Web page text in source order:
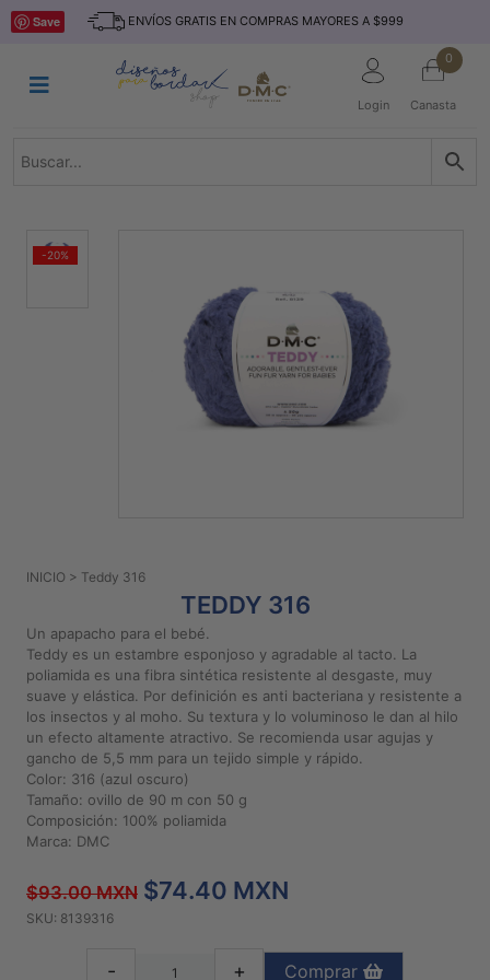
Saltar
ENVÍOS GRATIS EN COMPRAS MAYORES A $999
Login
0
Canasta
INICIO
TEJIDO
TELAS
Preguntas
Aviso De
Privacidad
Políticas
Compra
2026
Diseños
Para
-20%
Save
INICIO > Teddy 316
TEDDY 316
Un apapacho para el bebé.
Teddy es un estambre esponjoso y agradable al tacto. La
poliamida es una fibra sintética resistente al desgaste, muy
suave y elástica. Por definición es anti bacteriana y resistente a
los insectos y al moho. Su textura y lo voluminoso le dan al hilo
un efecto altamente atractivo. Se recomienda usar agujas y
gancho de 5,5 mm para un tejido simple y rápido.
Color: 316 (azul oscuro)
Tamaño: ovillo de 90 m con 50 g
Composición: 100% poliamida
Marca: DMC
$93.00 MXN $74.40 MXN
SKU: 8139316
- + Comprar